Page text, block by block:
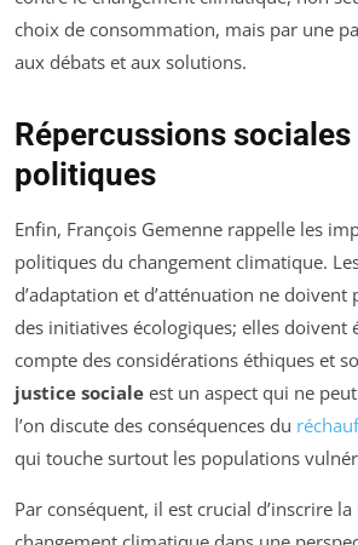
choix de consommation, mais par une
aux débats et aux solutions.
Répercussions sociales
politiques
Enfin, François Gemenne rappelle les
politiques du changement climatique.
d’adaptation et d’atténuation ne
des initiatives écologiques; elles doivent
compte des considérations éthiques et
justice sociale est un aspect qui ne
l’on discute des conséquences du
qui touche surtout les populations
Par conséquent, il est crucial d’inscrire